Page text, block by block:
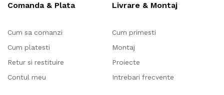
Comanda & Plata
Cum sa comanzi
Cum platesti
Retur si restituire
Contul meu
Livrare & Montaj
Cum primesti
Montaj
Proiecte
Intrebari frecvente